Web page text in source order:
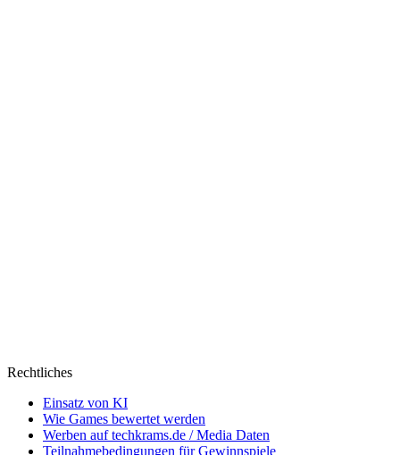
Rechtliches
Einsatz von KI
Wie Games bewertet werden
Werben auf techkrams.de / Media Daten
Teilnahmebedingungen für Gewinnspiele